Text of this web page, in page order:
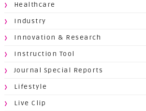
Healthcare
Industry
Innovation & Research
Instruction Tool
Journal Special Reports
Lifestyle
Live Clip